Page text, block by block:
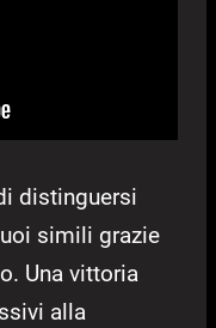
distinguersi
simili grazie
Una vittoria
alla